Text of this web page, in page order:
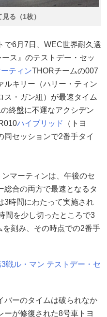
る（1枚）
で6月7日、WEC世界耐久選
ス』のテストデー・セッ
ティンTHORチームの007
ルキリー（ハリー・ティン
ス・ガン組）が最速タイム
終盤に不運なアクシデン
ハイブリッド
（トヨ
同セッションで2番手タイ
マーティンは、午後のセ
総合の両方で最速となるタ
3時間にわたって実施され
間を少し切ったところで3
刻み、その時点での2番手
戦ル・マン テストデー・セ
バーのタイムは破られなか
ーが修復された8号車トヨ